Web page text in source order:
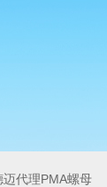
代理PMA螺母